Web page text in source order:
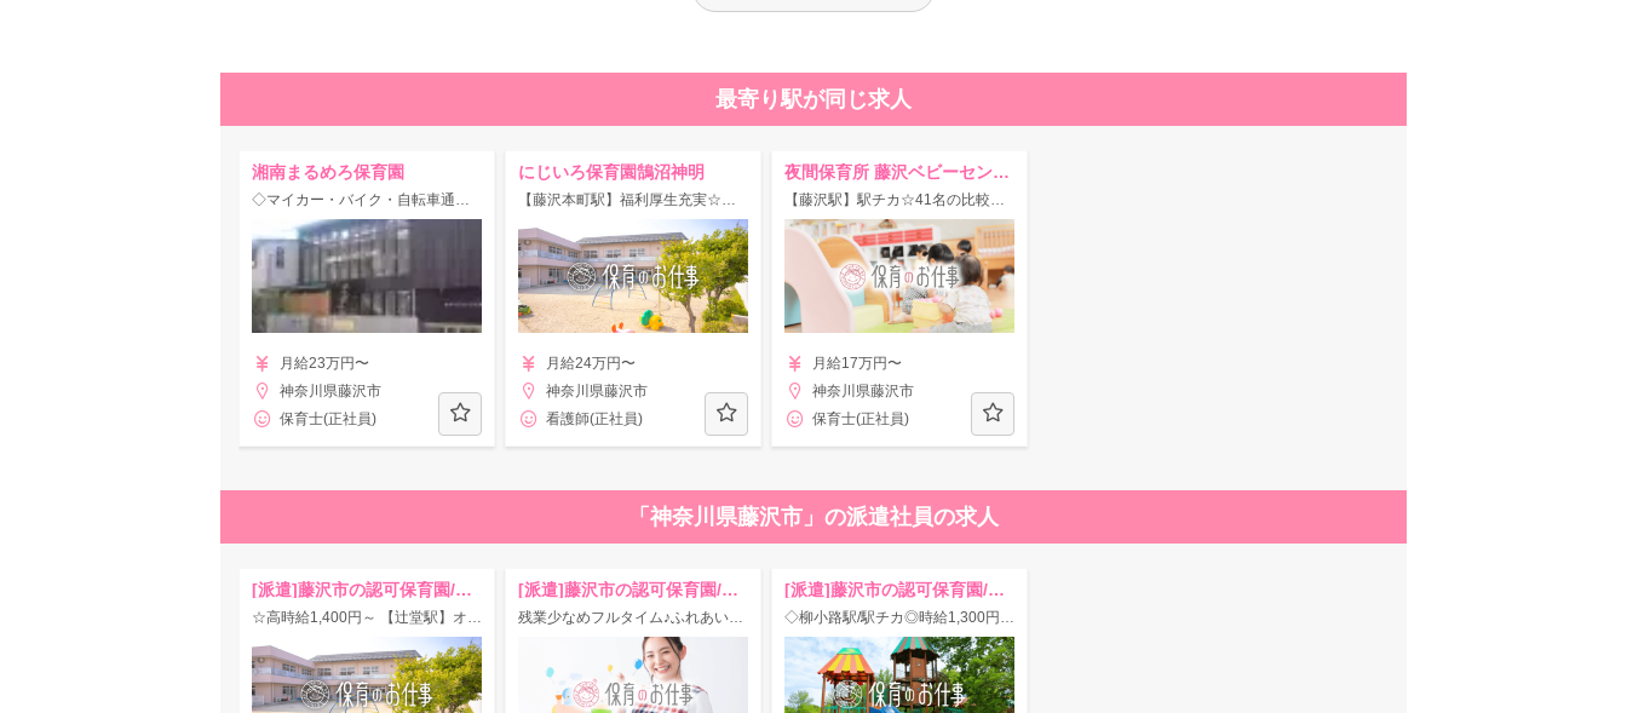
最寄り駅が同じ求人
湘南まるめろ保育園
◇マイカー・バイク・自転車通勤OK◎【賞与3.5ヶ月実績】キレイな保育園♪
月給23万円〜
神奈川県藤沢市
保育士(正社員)
にじいろ保育園鵠沼神明
【藤沢本町駅】福利厚生充実☆年休120日♪（看）たくさんの笑顔あふれる保育園！
月給24万円〜
神奈川県藤沢市
看護師(正社員)
夜間保育所 藤沢ベビーセンター
【藤沢駅】駅チカ☆41名の比較的小規模な認可園◎職員同士チームワーク良く働ける環境♪
月給17万円〜
神奈川県藤沢市
保育士(正社員)
「神奈川県藤沢市」の派遣社員の求人
[派遣]藤沢市の認可保育園/H88
☆高時給1,400円～ 【辻堂駅】オープニング求人★交通費全額支給◎大手企業で安心♪イチから園づくりに携われるチャンス！
[派遣]藤沢市の認可保育園/H673
残業少なめフルタイム♪ふれあい遊びを大切に！
[派遣]藤沢市の認可保育園/H427
◇柳小路駅/駅チカ◎時給1,300円+交通費別途支給☆キラキラとした生活をつくっています！